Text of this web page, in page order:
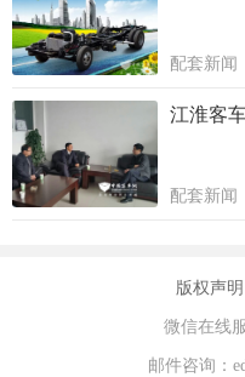
配套新闻
江淮客
配套新闻
版权声明
微信在线
邮件咨询：